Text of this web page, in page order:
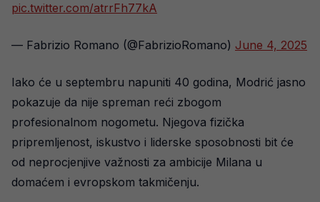
pic.twitter.com/atrrFh77kA
— Fabrizio Romano (@FabrizioRomano) June 4, 2025
Iako će u septembru napuniti 40 godina, Modrić jasno
pokazuje da nije spreman reći zbogom
profesionalnom nogometu. Njegova fizička
pripremljenost, iskustvo i liderske sposobnosti bit će
od neprocjenjive važnosti za ambicije Milana u
domaćem i evropskom takmičenju.